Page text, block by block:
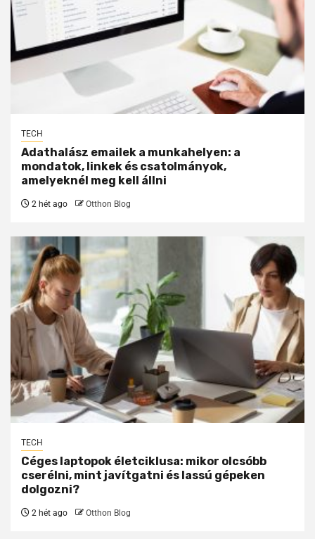
TECH
Adathalász emailek a munkahelyen: a
mondatok, linkek és csatolmányok,
amelyeknél meg kell állni
2 hét ago Otthon Blog
TECH
Céges laptopok életciklusa: mikor olcsóbb
cserélni, mint javítgatni és lassú gépeken
dolgozni?
2 hét ago Otthon Blog